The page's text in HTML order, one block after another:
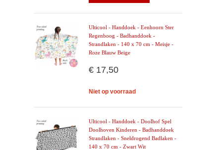
Ulticool - Handdoek - Eenhoorn Ster
Regenboog - Badhanddoek -
Strandlaken - 140 x 70 cm - Meisje -
Roze Blauw Beige
€ 17,50
Niet op voorraad
Ulticool - Handdoek - Doolhof Spel
Doolhoven Kinderen - Badhanddoek
Strandlaken - Sneldrogend Badlaken -
140 x 70 cm - Zwart Wit